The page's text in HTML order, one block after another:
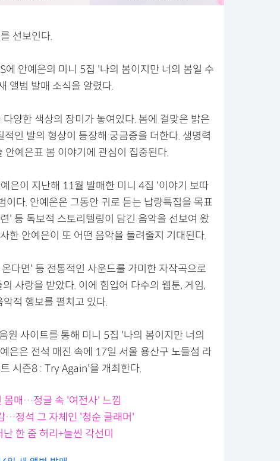
선보인다.
안예은의 미니 5집 '나의 봄이지만 너의 봄일 수
앨범 발매 소식을 알렸다.
양한 색상의 장미가 놓여있다. 봄에 걸맞은 밝은
인 발의 형상이 등장해 궁금증을 더한다. 생명력
예은표 봄 이야기에 관심이 집중된다.
은이 지난해 11월 발매한 미니 4집 '이야기 보따
다. 안예은은 그동안 귀로 듣는 납량특집을 목표
' 등 독보적 스토리텔링이 담긴 음악을 선보여 왔
한 안예은이 또 어떤 음악을 들려줄지 기대된다.
다면' 등 전통적인 사운드를 가미한 자작곡으로
사랑을 받았다. 이에 힘입어 다수의 웹툰, 게임,
적 행보를 펼치고 있다.
원 사이트를 통해 미니 5집 '나의 봄이지만 너의
은은 전석 매진 속에 17일 서울 용산구 노들섬 라
시즌8 : Try Again'을 개최한다.
몸매…정글 속 '여전사' 느낌
…정석 그 자체인 '청순 글래머'
한 줌 허리+늘씬 각선미